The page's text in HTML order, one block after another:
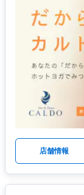
店舗情報